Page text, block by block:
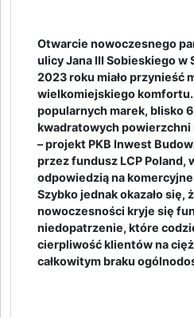
Otwarcie nowoczesnego
ulicy Jana III Sobieskiego
2023 roku miało przynieść
wielkomiejskiego
popularnych marek, blisko
kwadratowych
– projekt PKB Inwest
przez fundusz LCP Poland,
odpowiedzią na
Szybko jednak okazało się,
nowoczesności kryje się
niedopatrzenie, które
cierpliwość klientów na
całkowitym braku